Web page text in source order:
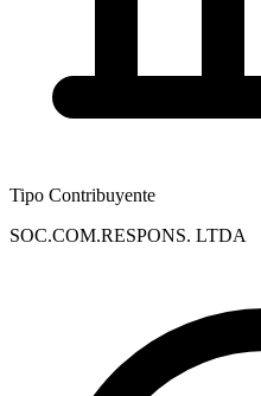
Tipo Contribuyente
SOC.COM.RESPONS. LTDA